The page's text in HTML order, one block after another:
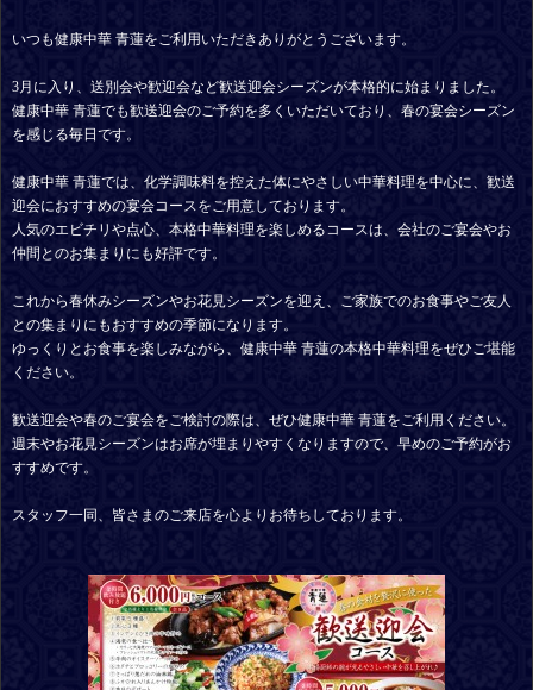
いつも健康中華 青蓮をご利用いただきありがとうございます。
3月に入り、送別会や歓迎会など歓送迎会シーズンが本格的に始まりました。
健康中華 青蓮でも歓送迎会のご予約を多くいただいており、春の宴会シーズン
を感じる毎日です。
健康中華 青蓮では、化学調味料を控えた体にやさしい中華料理を中心に、歓送
迎会におすすめの宴会コースをご用意しております。
人気のエビチリや点心、本格中華料理を楽しめるコースは、会社のご宴会やお
仲間とのお集まりにも好評です。
これから春休みシーズンやお花見シーズンを迎え、ご家族でのお食事やご友人
との集まりにもおすすめの季節になります。
ゆっくりとお食事を楽しみながら、健康中華 青蓮の本格中華料理をぜひご堪能
ください。
歓送迎会や春のご宴会をご検討の際は、ぜひ健康中華 青蓮をご利用ください。
週末やお花見シーズンはお席が埋まりやすくなりますので、早めのご予約がお
すすめです。
スタッフ一同、皆さまのご来店を心よりお待ちしております。